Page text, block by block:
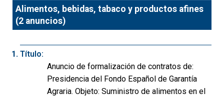
Alimentos, bebidas, tabaco y productos afines
(2 anuncios)
Título:
Anuncio de formalización de contratos de:
Presidencia del Fondo Español de Garantía
Agraria. Objeto: Suministro de alimentos en el